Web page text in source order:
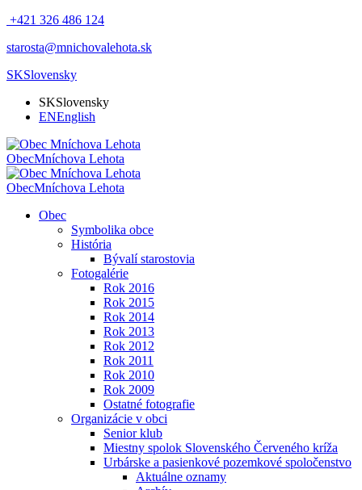
+421 326 486 124
starosta@mnichovalehota.sk
SKSlovensky
SKSlovensky
ENEnglish
ObecMníchova Lehota
ObecMníchova Lehota
Obec
Symbolika obce
História
Bývalí starostovia
Fotogalérie
Rok 2016
Rok 2015
Rok 2014
Rok 2013
Rok 2012
Rok 2011
Rok 2010
Rok 2009
Ostatné fotografie
Organizácie v obci
Senior klub
Miestny spolok Slovenského Červeného kríža
Urbárske a pasienkové pozemkové spoločenstvo
Aktuálne oznamy